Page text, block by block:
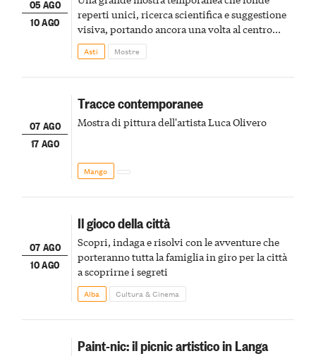
05 AGO
10 AGO
reperti unici, ricerca scientifica e suggestione
visiva, portando ancora una volta al centro
della scena le meraviglie del passato astigiano
Asti Mostre
07 AGO
17 AGO
Tracce contemporanee
Mostra di pittura dell'artista Luca Olivero
Mango
07 AGO
10 AGO
Il gioco della città
Scopri, indaga e risolvi con le avventure che
porteranno tutta la famiglia in giro per la città
a scoprirne i segreti
Alba Cultura & Cinema
Paint-nic: il picnic artistico in Langa